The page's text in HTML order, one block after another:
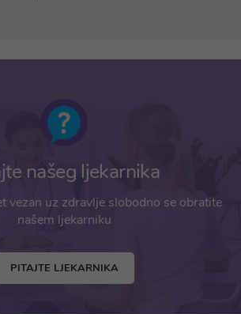
našeg ljekarnika
vezan uz zdravlje slobodno se obratite
našem ljekarniku
PITAJTE LJEKARNIKA